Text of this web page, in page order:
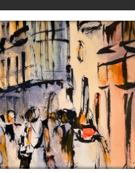
CASA MAGÍ
III
Farreres
390€